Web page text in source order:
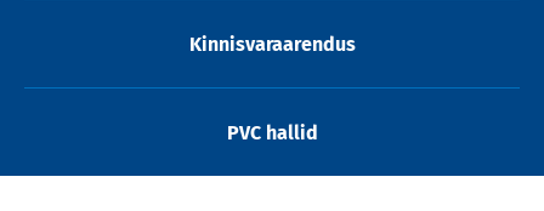
Kinnisvaraarendus
PVC hallid